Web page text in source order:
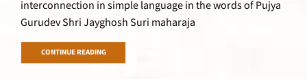
interconnection in simple language in the words of Pujya
Gurudev Shri Jayghosh Suri maharaja
CONTINUE READING